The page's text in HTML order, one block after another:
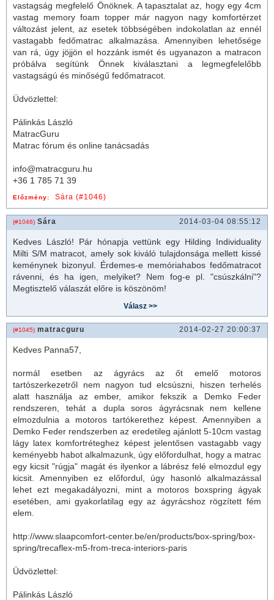
vastagság megfelelő Önöknek. A tapasztalat az, hogy egy 4cm
vastag memory foam topper már nagyon nagy komfortérzet
változást jelent, az esetek többségében indokolatlan az ennél
vastagabb fedőmatrac alkalmazása. Amennyiben lehetősége
van rá, úgy jöjjön el hozzánk ismét és ugyanazon a matracon
próbálva segítünk Önnek kiválasztani a legmegfelelőbb
vastagságú és minőségű fedőmatracot.
Üdvözlettel:
Pálinkás László
MatracGuru
Matrac fórum és online tanácsadás
info@matracguru.hu
+36 1 785 71 39
Előzmény: Sára (#1046)
(#1046) Sára 2014-03-04 08:55:12
Kedves László! Pár hónapja vettünk egy Hilding Individuality
Milti S/M matracot, amely sok kiváló tulajdonsága mellett kissé
keménynek bizonyul. Érdemes-e memóriahabos fedőmatracot
rávenni, és ha igen, melyiket? Nem fog-e pl. "csúszkálni"?
Megtisztelő válaszát előre is köszönöm!
(#1045) matracguru 2014-02-27 20:00:37
Kedves Panna57,
normál esetben az ágyrács az őt emelő motoros
tartószerkezetről nem nagyon tud elcsúszni, hiszen terhelés
alatt használja az ember, amikor fekszik a Demko Feder
rendszeren, tehát a dupla soros ágyrácsnak nem kellene
elmozdulnia a motoros tartókerethez képest. Amennyiben a
Demko Feder rendszerben az eredetileg ajánlott 5-10cm vastag
lágy latex komfortréteghez képest jelentősen vastagabb vagy
keményebb habot alkalmazunk, úgy előfordulhat, hogy a matrac
egy kicsit "rúgja" magát és ilyenkor a lábrész felé elmozdul egy
kicsit. Amennyiben ez előfordul, úgy hasonló alkalmazással
lehet ezt megakadályozni, mint a motoros boxspring ágyak
esetében, ami gyakorlatilag egy az ágyrácshoz rögzített fém
elem.
http://www.slaapcomfort-center.be/en/products/box-spring/box-
spring/trecaflex-m5-from-treca-interiors-paris
Üdvözlettel:
Pálinkás László